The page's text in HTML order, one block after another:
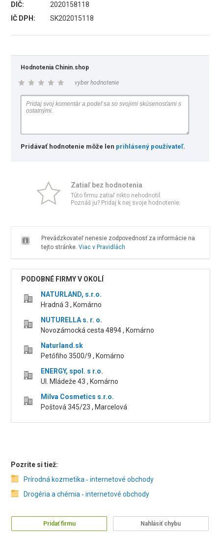
DIČ:
2020158118
IČ DPH:
SK202015118
Hodnotenia Chinin.shop
vyber hodnotenie
Pridávať hodnotenie môže len prihlásený používateľ.
Zatiaľ bez hodnotenia
Túto firmu zatiaľ nikto nehodnotil.
Poznáš ju? Pridaj k nej svoje hodnotenie.
Prevádzkovateľ nenesie zodpovednosť za informácie na
tejto stránke. Viac v Pravidlách
PODOBNÉ FIRMY V OKOLÍ
NATURLAND, s.r.o.
Hradná 3 , Komárno
NUTURELLA s. r. o.
Novozámocká cesta 4894 , Komárno
Naturland.sk
Petőfiho 3500/9 , Komárno
ENERGY, spol. s r.o.
Ul. Mládeže 43 , Komárno
Milva Cosmetics s.r.o.
Poštová 345/23 , Marcelová
Pozrite si tiež:
Prírodná kozmetika ‑ internetové obchody
Drogéria a chémia ‑ internetové obchody
Pridať firmu Nahlásiť chybu